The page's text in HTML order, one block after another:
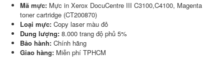
Mã mực: Mực in Xerox DocuCentre III C3100,C4100, Magenta
toner cartridge (CT200870)
Loại mực: Copy laser màu đỏ
Dung lượng: 8.000 trang độ phủ 5%
Bảo hành: Chính hãng
Giao hàng: Miễn phí TPHCM